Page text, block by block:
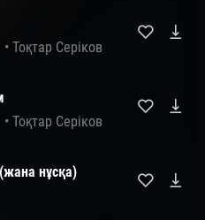
• Тоқтар Серіков
• Тоқтар Серіков
нұсқа)